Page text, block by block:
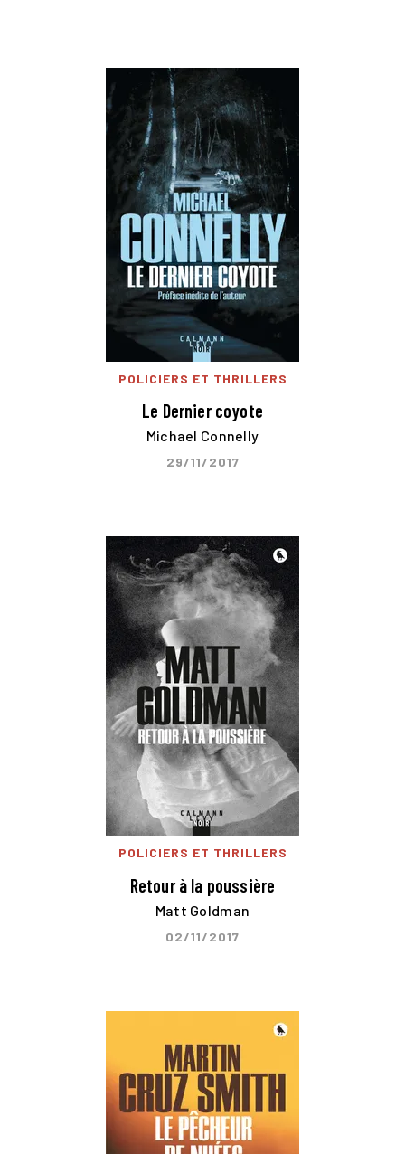
POLICIERS ET THRILLERS
Le Dernier coyote
Michael Connelly
29/11/2017
POLICIERS ET THRILLERS
Retour à la poussière
Matt Goldman
02/11/2017